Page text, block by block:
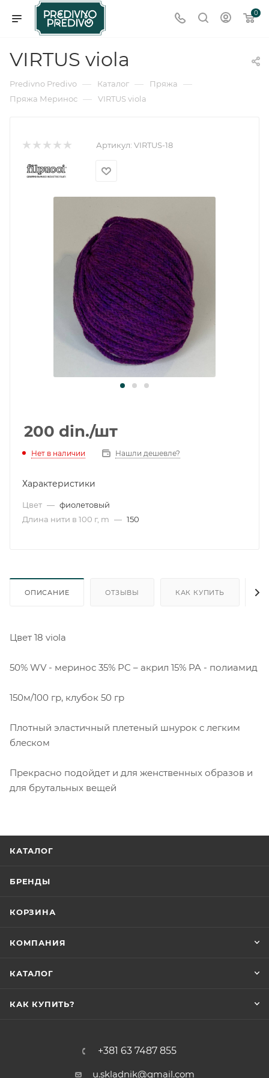
0
VIRTUS viola
Predivno Predivo — Каталог — Пряжа —
Пряжа Меринос — VIRTUS viola
Артикул: VIRTUS-18
200 din./шт
Нет в наличии Нашли дешевле?
Характеристики
Цвет — фиолетовый
Длина нити в 100 г, m — 150
ОПИСАНИЕ ОТЗЫВЫ КАК КУПИТЬ
Цвет 18 viola
50% WV - меринос 35% PC – акрил 15% PA - полиамид
150м/100 гр, клубок 50 гр
Плотный эластичный плетеный шнурок с легким
блеском
Прекрасно подойдет и для женственных образов и
для брутальных вещей
КАТАЛОГ
БРЕНДЫ
КОРЗИНА
КОМПАНИЯ
КАТАЛОГ
КАК КУПИТЬ?
+381 63 7487 855
u.skladnik@gmail.com